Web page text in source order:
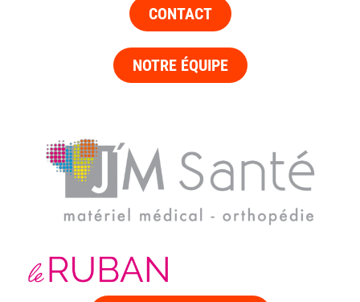
CONTACT
NOTRE ÉQUIPE